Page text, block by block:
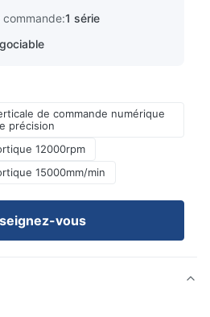
1 série
de commande numérique
précision
12000rpm
15000mm/min
vous